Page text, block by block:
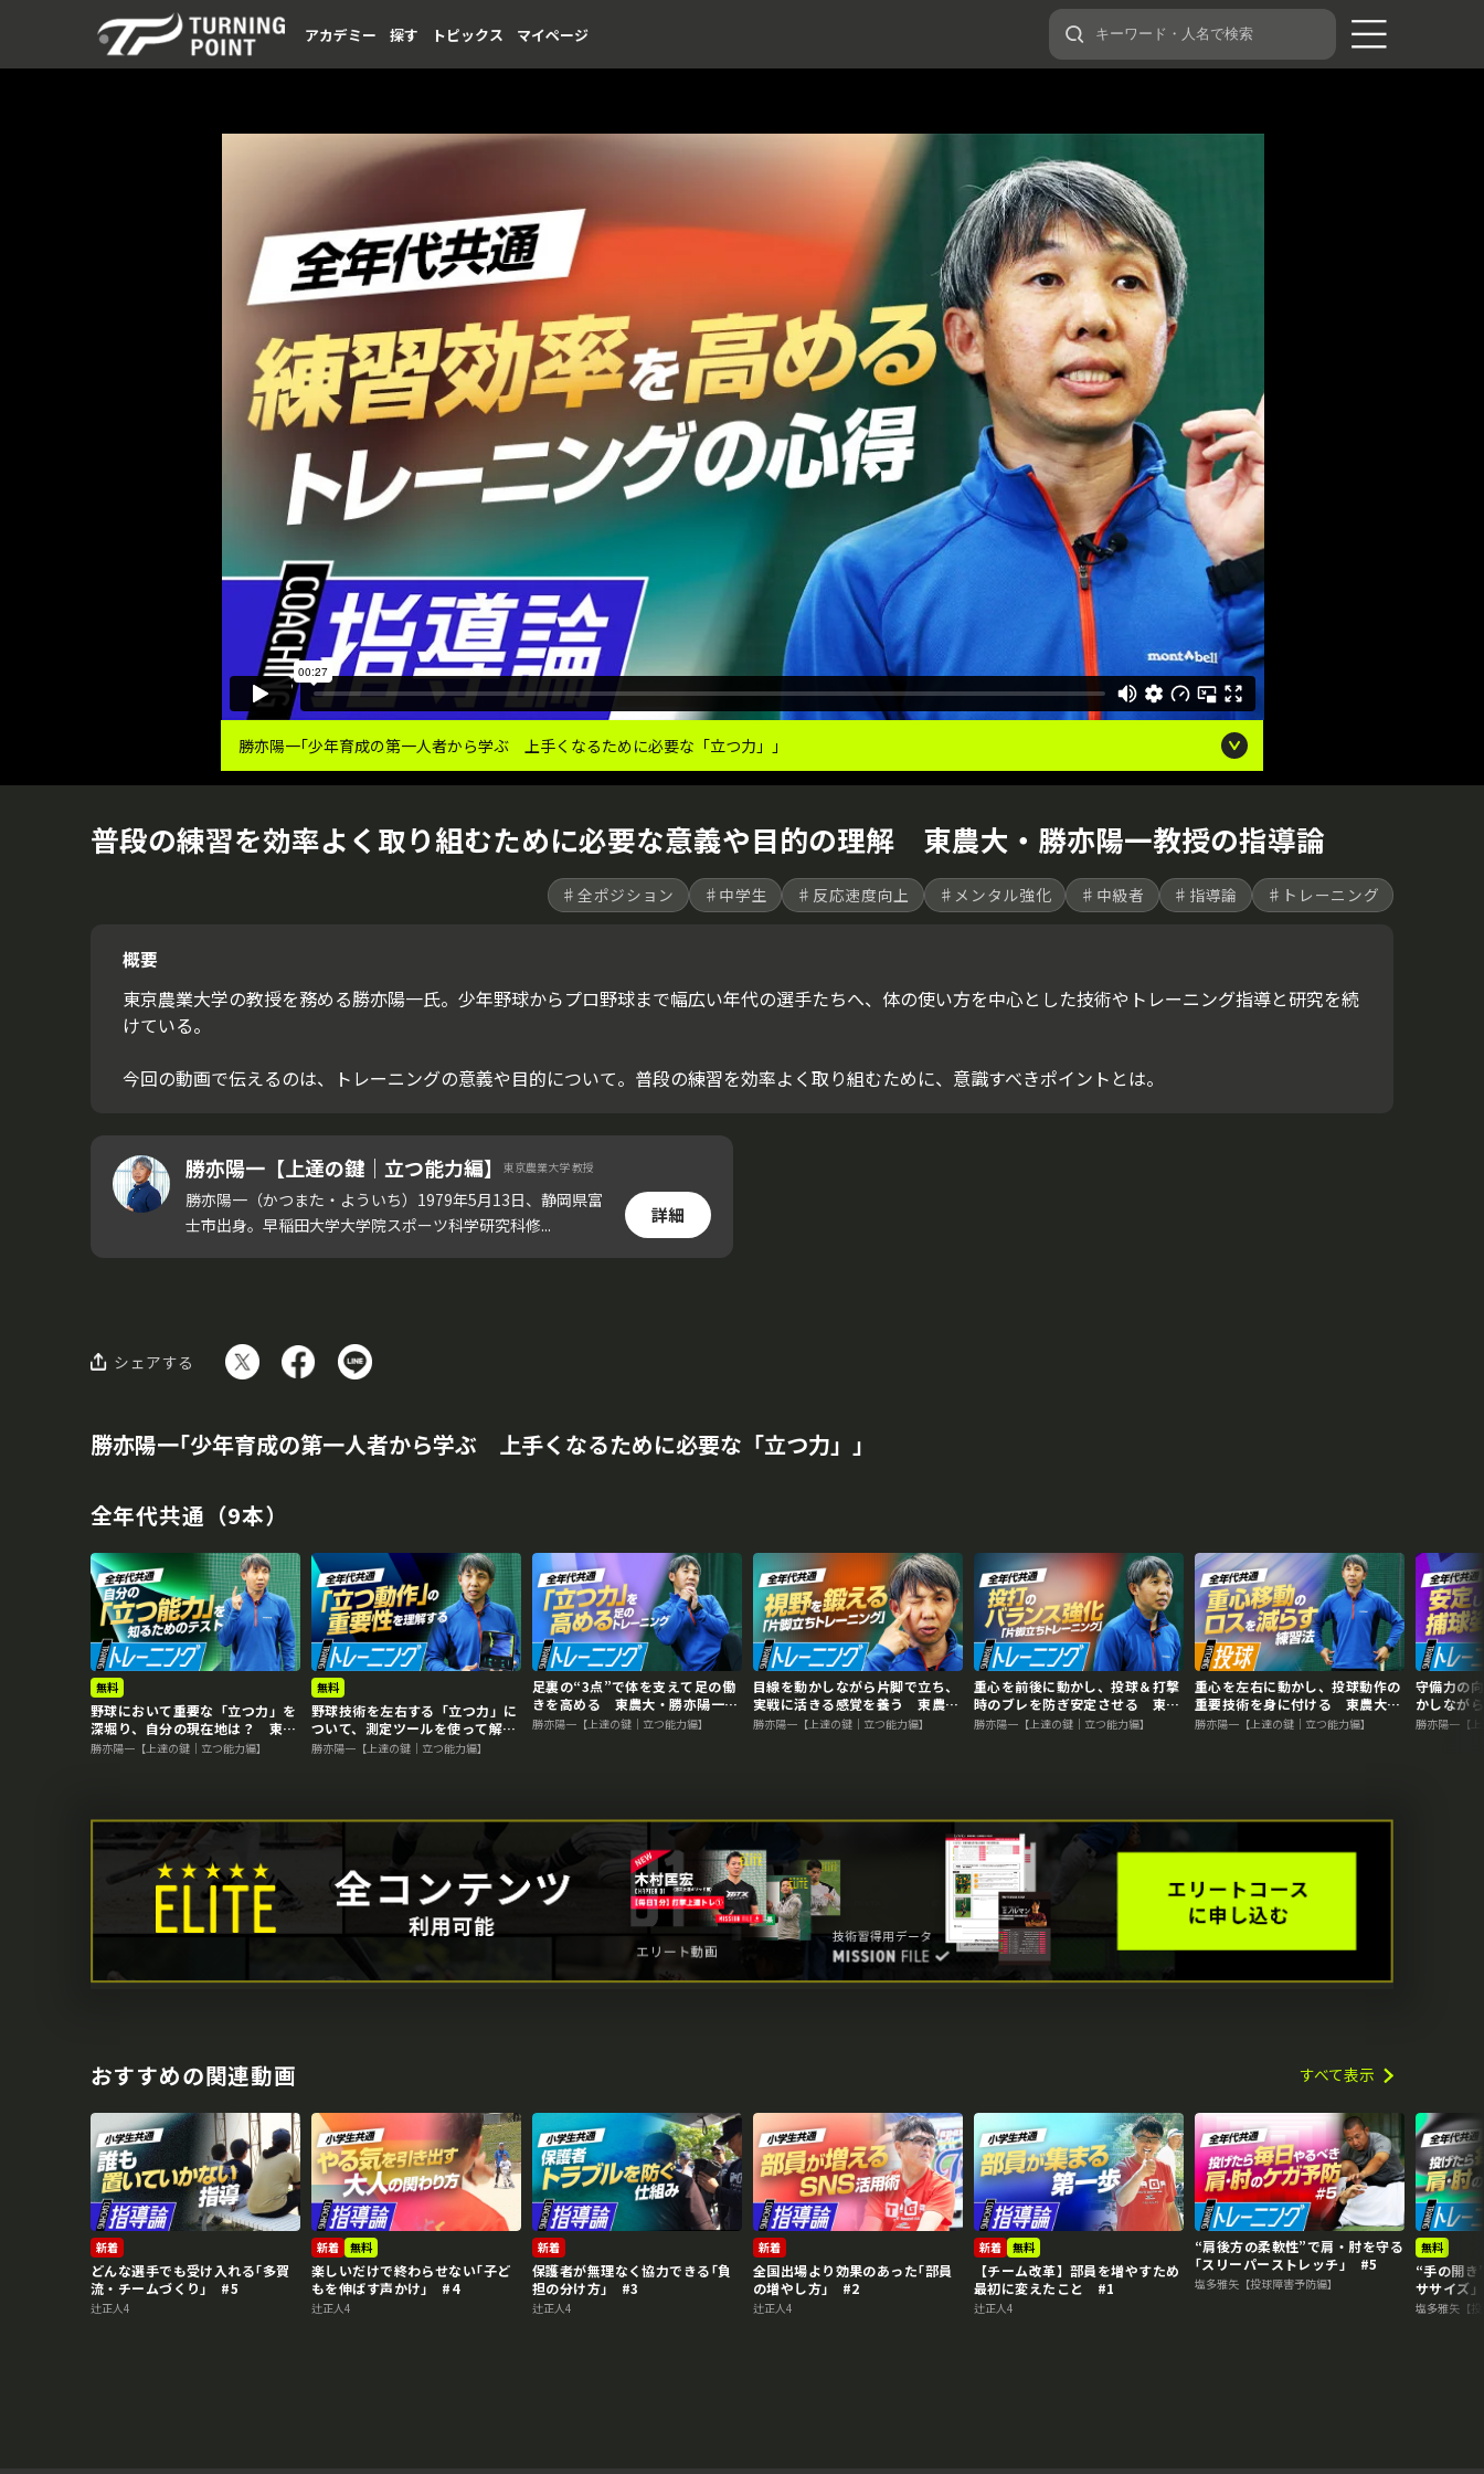
アカデミー 探す トピックス マイページ
勝亦陽一｢少年育成の第一人者から学ぶ 上手くなるために必要な「立つ力」｣
普段の練習を効率よく取り組むために必要な意義や目的の理解 東農大・勝亦陽一教授の指導論
♯全ポジション ♯中学生 ♯反応速度向上 ♯メンタル強化 ♯中級者 ♯指導論 ♯トレーニング
概要
東京農業大学の教授を務める勝亦陽一氏。少年野球からプロ野球まで幅広い年代の選手たちへ、体の使い方を中心とした技術やトレーニング指導と研究を続
けている。
今回の動画で伝えるのは、トレーニングの意義や目的について。普段の練習を効率よく取り組むために、意識すべきポイントとは。
勝亦陽一【上達の鍵｜立つ能力編】 東京農業大学 教授
勝亦陽一（かつまた・よういち）1979年5月13日、静岡県富
士市出身。早稲田大学大学院スポーツ科学研究科修...
詳細
シェアする
勝亦陽一｢少年育成の第一人者から学ぶ 上手くなるために必要な「立つ力」｣
全年代共通（9本）
無料
野球において重要な「立つ力」を
深堀り、自分の現在地は？ 東農
大・勝亦陽一教授の指導論
勝亦陽一【上達の鍵｜立つ能力編】
無料
野球技術を左右する「立つ力」に
ついて、測定ツールを使って解
説 東農大・勝亦陽一教授の指導
勝亦陽一【上達の鍵｜立つ能力編】
足裏の“3点”で体を支えて足の働
きを高める 東農大・勝亦陽一教
授の指導論
勝亦陽一【上達の鍵｜立つ能力編】
目線を動かしながら片脚で立ち、
実戦に活きる感覚を養う 東農
大・勝亦陽一教授の指導論
勝亦陽一【上達の鍵｜立つ能力編】
重心を前後に動かし、投球＆打撃
時のブレを防ぎ安定させる 東農
大・勝亦陽一教授の指導論
勝亦陽一【上達の鍵｜立つ能力編】
重心を左右に動かし、投球動作の
重要技術を身に付ける 東農大・
勝亦陽一教授の指導論
勝亦陽一【上達の鍵｜立つ能力編】
守備力の
かしなが
大・勝亦
勝亦陽一【
おすすめの関連動画 すべて表示
新着
どんな選手でも受け入れる｢多賀
流・チームづくり｣ #5
辻正人4
新着 無料
楽しいだけで終わらせない｢子ど
もを伸ばす声かけ｣ #4
辻正人4
新着
保護者が無理なく協力できる｢負
担の分け方｣ #3
辻正人4
新着
全国出場より効果のあった｢部員
の増やし方｣ #2
辻正人4
新着 無料
【チーム改革】部員を増やすため
最初に変えたこと #1
辻正人4
“肩後方の柔軟性”で肩・肘を守る
｢スリーパーストレッチ｣ #5
塩多雅矢【投球障害予防編】
無料
“手の開き
ササイズ
塩多雅矢【